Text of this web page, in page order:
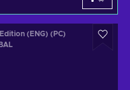
(ENG) (PC)